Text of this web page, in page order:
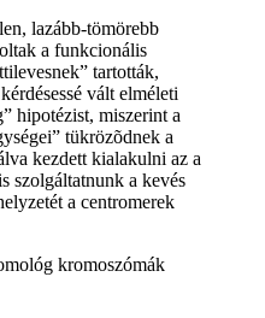
lazább-tömörebb
a funkcionális
tartották,
vált elméleti
hipotézist, miszerint a
tükrözõdnek a
kezdett kialakulni az a
szolgáltatnunk a kevés
a centromerek
kromoszómák